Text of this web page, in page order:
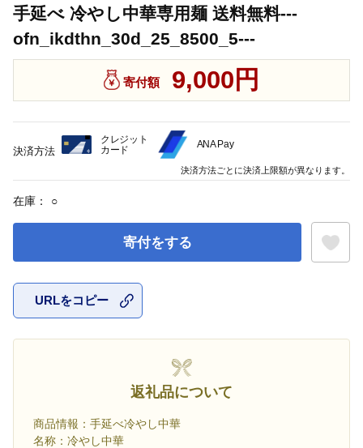
手延べ 冷やし中華専用麺 送料無料---
ofn_ikdthn_30d_25_8500_5---
寄付額 9,000円
在庫： ○
寄付をする
URLをコピー
返礼品について
商品情報：手延べ冷やし中華
名称：冷やし中華
決済方法
クレジット
カード
ANA Pay
決済方法ごとに決済上限額が異なります。